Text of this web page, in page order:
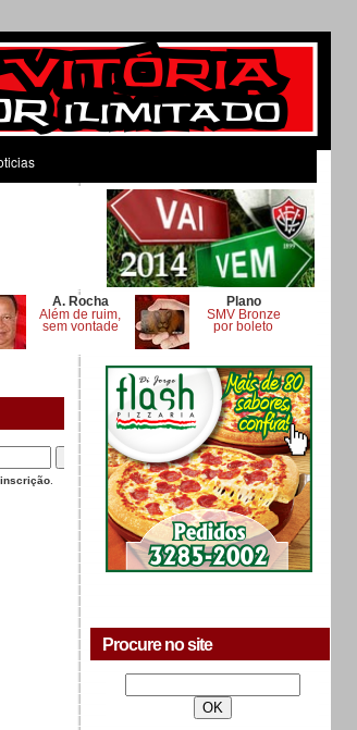
A. Rocha
Além de ruim,
sem vontade
Plano
SMV Bronze
por boleto
Procure no site